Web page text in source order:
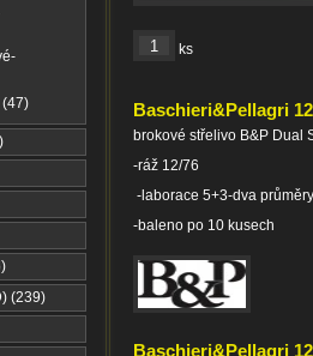
(239)
ks
Baschieri&Pellagri
brokové střelivo B&P Dual
-ráž 12/76
-laborace 5+3-dva
-baleno po 10 kusech
Baschieri&Pellagri